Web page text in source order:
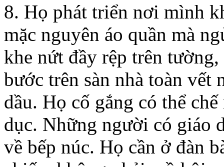
8. Họ phát triển nơi mình
mặc nguyên áo quần mà
khe nứt đầy rệp trên
bước trên sàn nhà toàn vết
dầu. Họ cố gắng có thể
dục. Những người có giáo
về bếp núc. Họ cần ở đàn